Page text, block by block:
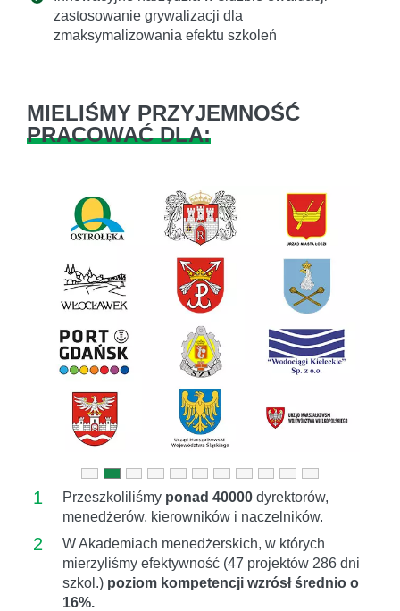
zastosowanie grywalizacji dla
zmaksymalizowania efektu szkoleń
MIELIŚMY PRZYJEMNOŚĆ
PRACOWAĆ DLA:
Previous
1 Przeszkoliliśmy ponad 40000 dyrektorów,
menedżerów, kierowników i naczelników.
2
W Akademiach menedżerskich, w których
mierzyliśmy efektywność (47 projektów 286 dni
szkol.) poziom kompetencji wzrósł średnio o
16%.